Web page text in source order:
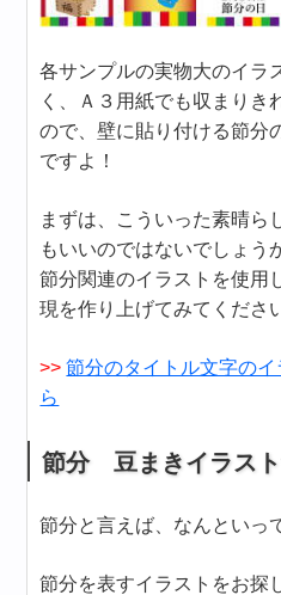
各サンプルの実物大のイラ
く、Ａ３用紙でも収まりき
ので、壁に貼り付ける節分
ですよ！
まずは、こういった素晴ら
もいいのではないでしょう
節分関連のイラストを使用
現を作り上げてみてくださ
>> 節分のタイトル文字の
ら
節分 豆まきイラス
節分と言えば、なんといっ
節分を表すイラストをお探